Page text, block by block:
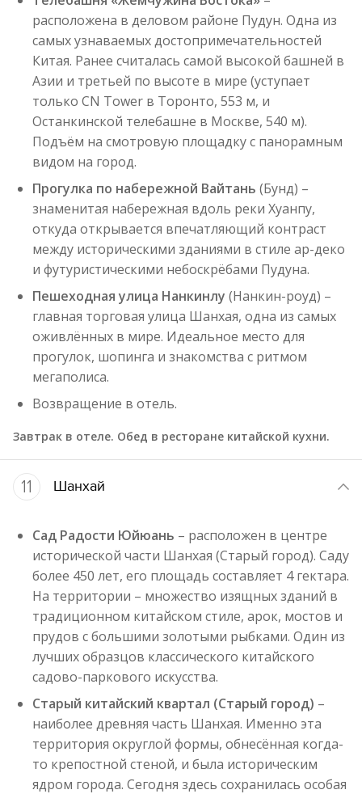
расположена в деловом районе Пудун. Одна из
самых узнаваемых достопримечательностей
Китая. Ранее считалась самой высокой башней в
Азии и третьей по высоте в мире (уступает
только CN Tower в Торонто, 553 м, и
Останкинской телебашне в Москве, 540 м).
Подъём на смотровую площадку с панорамным
видом на город.
Прогулка по набережной Вайтань (Бунд) –
знаменитая набережная вдоль реки Хуанпу,
откуда открывается впечатляющий контраст
между историческими зданиями в стиле ар-деко
и футуристическими небоскрёбами Пудуна.
Пешеходная улица Нанкинлу (Нанкин-роуд) –
главная торговая улица Шанхая, одна из самых
оживлённых в мире. Идеальное место для
прогулок, шопинга и знакомства с ритмом
мегаполиса.
Возвращение в отель.
Завтрак в отеле. Обед в ресторане китайской кухни.
11 Шанхай
Сад Радости Юйюань – расположен в центре
исторической части Шанхая (Старый город). Саду
более 450 лет, его площадь составляет 4 гектара.
На территории – множество изящных зданий в
традиционном китайском стиле, арок, мостов и
прудов с большими золотыми рыбками. Один из
лучших образцов классического китайского
садово-паркового искусства.
Старый китайский квартал (Старый город) –
наиболее древняя часть Шанхая. Именно эта
территория округлой формы, обнесённая когда-
то крепостной стеной, и была историческим
ядром города. Сегодня здесь сохранилась особая